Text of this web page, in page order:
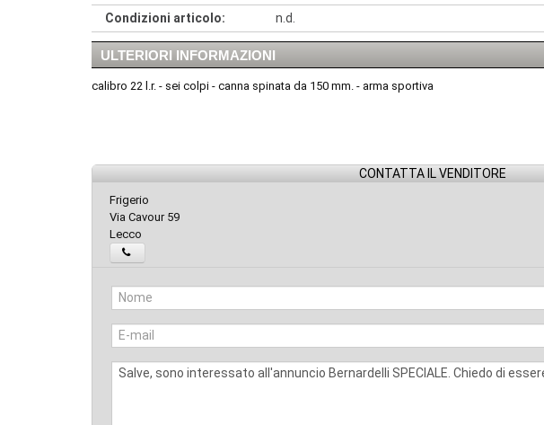
Condizioni articolo:
n.d.
ULTERIORI INFORMAZIONI
calibro 22 l.r. - sei colpi - canna spinata da 150 mm. - arma sportiva
CONTATTA IL VENDITORE
Frigerio
Via Cavour 59
Lecco